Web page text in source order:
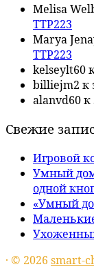
Melisa
TTP223
Marya
TTP223
kelseylt60
billiejm2 к
alanvd60к
Свежие
Игровой
Умный
одной
«Умный
· © 2026 smart-